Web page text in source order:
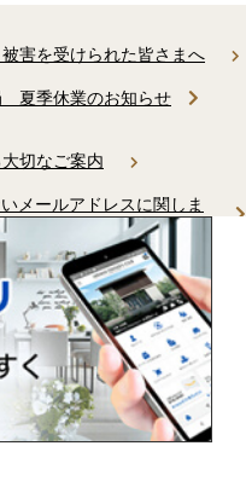
害を受けられた皆さまへ
夏季休業のお知らせ
切なご案内
メールアドレスに関しま
まして
トサービス」サービス終了の
了のご案内